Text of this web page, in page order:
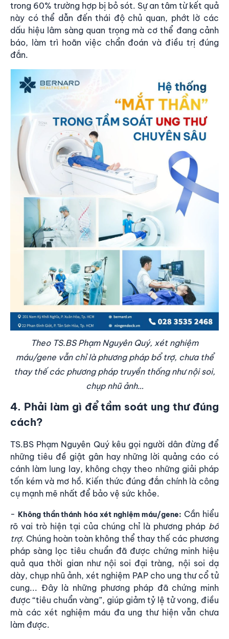
trong 60% trường hợp bị bỏ sót. Sự an tâm từ kết quả
này có thể dẫn đến thái độ chủ quan, phớt lờ các
dấu hiệu lâm sàng quan trọng mà cơ thể đang cảnh
báo, làm trì hoãn việc chẩn đoán và điều trị đúng
đắn.
Theo TS.BS Phạm Nguyên Quý, xét nghiệm
máu/gene vẫn chỉ là phương pháp bổ trợ, chưa thể
thay thế các phương pháp truyền thống như nội soi,
chụp nhũ ảnh…
4. Phải làm gì để tầm soát ung thư đúng
cách?
TS.BS Phạm Nguyên Quý kêu gọi người dân đừng để
những tiêu đề giật gân hay những lời quảng cáo có
cánh làm lung lay, không chạy theo những giải pháp
tốn kém và mơ hồ. Kiến thức đúng đắn chính là công
cụ mạnh mẽ nhất để bảo vệ sức khỏe.
- Không thần thánh hóa xét nghiệm máu/gene: Cần hiểu
rõ vai trò hiện tại của chúng chỉ là phương pháp bổ
trợ. Chúng hoàn toàn không thể thay thế các phương
pháp sàng lọc tiêu chuẩn đã được chứng minh hiệu
quả qua thời gian như nội soi đại tràng, nội soi dạ
dày, chụp nhũ ảnh, xét nghiệm PAP cho ung thư cổ tử
cung... Đây là những phương pháp đã chứng minh
được “tiêu chuẩn vàng”, giúp giảm tỷ lệ tử vong, điều
mà các xét nghiệm máu đa ung thư hiện vẫn chưa
làm được.